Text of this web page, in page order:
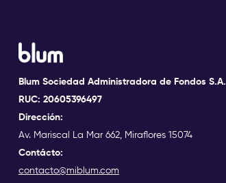
Blum Sociedad Administradora de Fondos S.A.
RUC: 20605396497
Dirección:
Av. Mariscal La Mar 662, Miraflores 15074
Contácto:
contacto@miblum.com